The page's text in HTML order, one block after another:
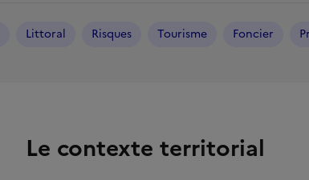
Littoral Risques Tourisme Foncier
Le contexte territorial